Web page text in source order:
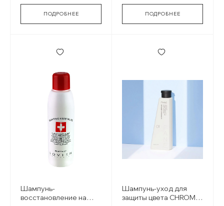
ПОДРОБНЕЕ ПОДРОБНЕЕ
Шампунь-
восстановление на
Шампунь-уход для
защиты цвета CHROMA